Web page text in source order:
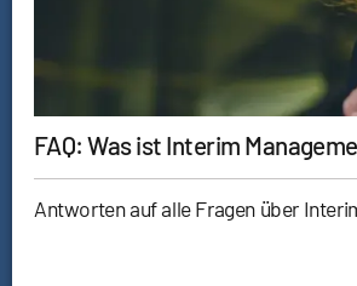
FAQ: Was ist Interim
Antworten auf alle Fragen über